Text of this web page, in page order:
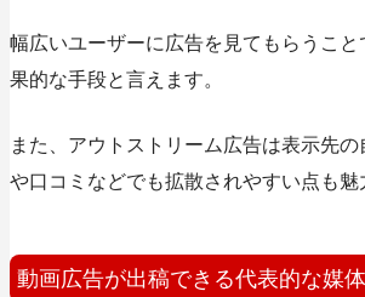
幅広いユーザーに広告を見てもらうこ
果的な手段と言えます。
また、アウトストリーム広告は表示先
や口コミなどでも拡散されやすい点も魅
動画広告が出稿できる代表的な媒体